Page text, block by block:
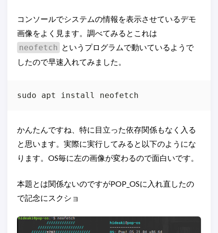
コンソールでシステムの情報を表示させているデモ
画像をよく見ます。調べてみるとこれは
neofetch というプログラムで動いているようで
したので早速入れてみました。
かんたんですね、特に目立った依存関係もなく入る
と思います。実際に実行してみると以下のようにな
ります。OS毎に左の画像が変わるので面白いです。
本題とは関係ないのですがPOP_OSに入れ直したの
で記念にスクショ